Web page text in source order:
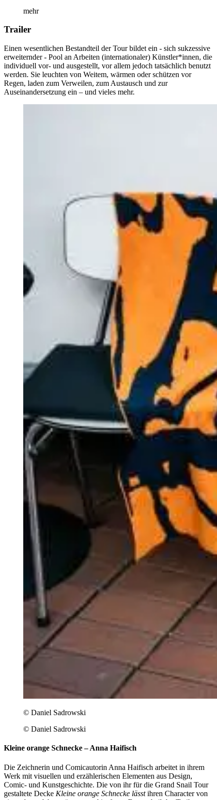
mehr
Trailer
Einen wesentlichen Bestandteil der Tour bildet ein - sich sukzessive
erweiternder - Pool an Arbeiten (internationaler) Künstler*innen, die
individuell vor- und ausgestellt, vor allem jedoch tatsächlich benutzt
werden. Sie leuchten von Weitem, wärmen oder schützen vor
Regen, laden zum Verweilen, zum Austausch und zur
Auseinandersetzung ein – und vieles mehr.
© Daniel Sadrowski
© Daniel Sadrowski
Kleine orange Schnecke – Anna Haifisch
Die Zeichnerin und Comicautorin Anna Haifisch arbeitet in ihrem
Werk mit visuellen und erzählerischen Elementen aus Design,
Comic- und Kunstgeschichte. Die von ihr für die Grand Snail Tour
gestaltete Decke Kleine orange Schnecke lässtihren Character von